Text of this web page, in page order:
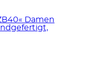
Damen